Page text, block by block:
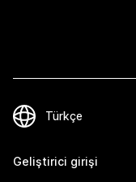
Geliştirici girişi